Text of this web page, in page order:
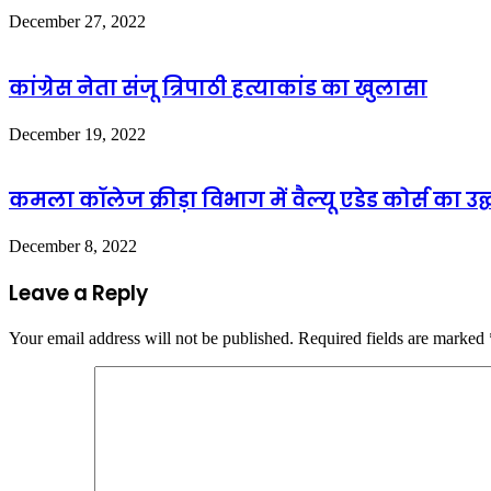
December 27, 2022
कांग्रेस नेता संजू त्रिपाठी हत्याकांड का खुलासा
December 19, 2022
कमला कॉलेज क्रीड़ा विभाग में वैल्यू एडेड कोर्स का
December 8, 2022
Leave a Reply
Your email address will not be published. Required fields are marked